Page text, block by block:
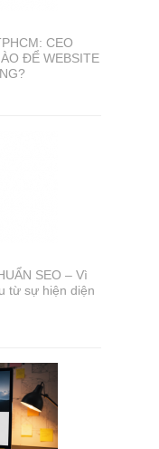
CEO
ĐỂ WEBSITE
SEO – Vì
từ sự hiện diện